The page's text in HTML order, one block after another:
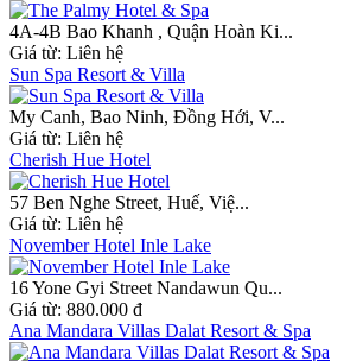
4A-4B Bao Khanh , Quận Hoàn Ki...
Giá từ: Liên hệ
Sun Spa Resort & Villa
My Canh, Bao Ninh, Đồng Hới, V...
Giá từ: Liên hệ
Cherish Hue Hotel
57 Ben Nghe Street, Huế, Việ...
Giá từ: Liên hệ
November Hotel Inle Lake
16 Yone Gyi Street Nandawun Qu...
Giá từ: 880.000 đ
Ana Mandara Villas Dalat Resort & Spa